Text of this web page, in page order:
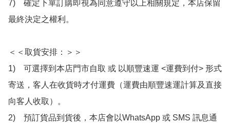
7)　確定下單訂購即視為同意遵守以上相關規定，本店保留
最終決定之權利。
＜＜取貨安排：＞＞
1)　可選擇到本店門市自取 或 以順豐速運 <運費到付> 形式
寄送，客人在收貨時才付運費（運費由順豐速運計算及直接
向客人收取）。
2)　預訂貨品到貨後，本店會以WhatsApp 或 SMS 訊息通